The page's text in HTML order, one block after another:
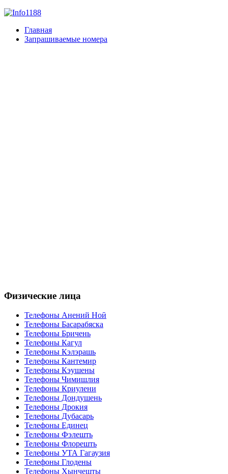
Главная
Запрашиваемые номера
Физические лица
Телефоны Анений Ноӣ
Телефоны Басарабяска
Телефоны Бричень
Телефоны Кагул
Телефоны Кэлэрашь
Телефоны Кантемир
Телефоны Кэушены
Телефоны Чимишлия
Телефоны Криулени
Телефоны Дондушень
Телефоны Дрокия
Телефоны Дубасарь
Телефоны Единец
Телефоны Фэлешть
Телефоны Флорешть
Телефоны УТА Гагаузия
Телефоны Глодены
Телефоны Хынчешты